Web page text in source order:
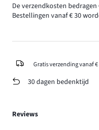
De verzendkosten
Bestellingen vanaf € 30
Gratis verzending vanaf €
30 dagen bedenktijd
Reviews